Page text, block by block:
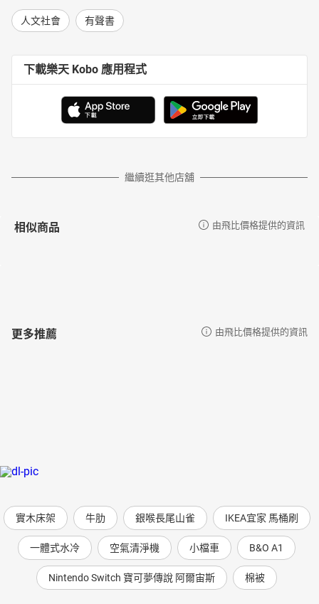
人文社會 有聲書
下載樂天 Kobo 應用程式
繼續逛其他店舖
相似商品 由飛比價格提供的資訊
更多推薦 由飛比價格提供的資訊
實木床架 牛肋 銀喉長尾山雀 IKEA宜家 馬桶刷
一體式水冷 空氣清淨機 小檔車 B&O A1
Nintendo Switch 寶可夢傳說 阿爾宙斯 棉被